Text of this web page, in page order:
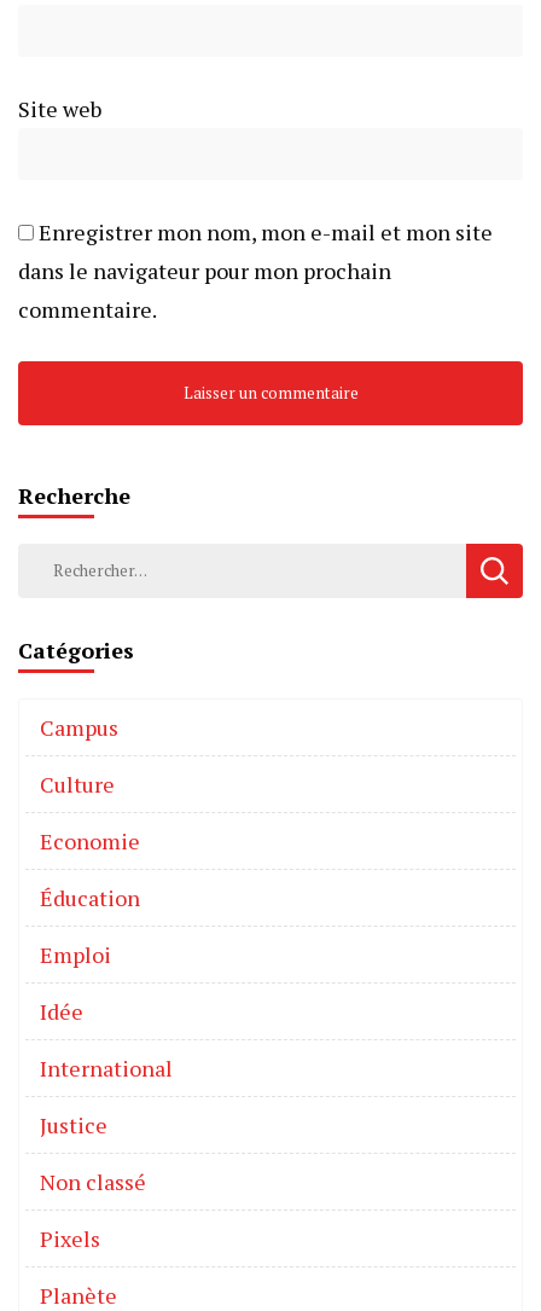
Site web
Enregistrer mon nom, mon e-mail et mon site
dans le navigateur pour mon prochain
commentaire.
Recherche
Catégories
Campus
Culture
Economie
Éducation
Emploi
Idée
International
Justice
Non classé
Pixels
Planète